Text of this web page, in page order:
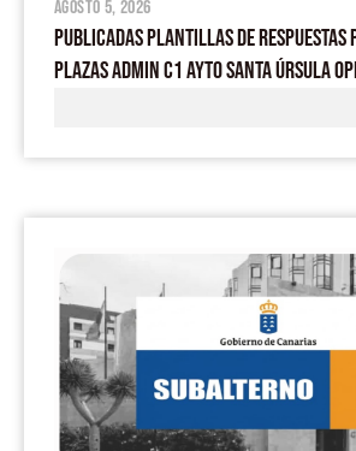
agosto 5, 2026
PUBLICADAS PLANTILLAS DE RESPUESTAS
PLAZAS ADMIN C1 AYTO SANTA ÚRSULA